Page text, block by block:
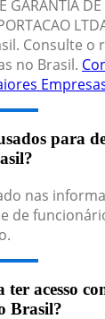
GARANTIA
Consulte o
no Brasil.
para
nas
de
acesso
Brasil?